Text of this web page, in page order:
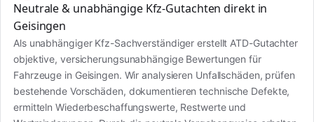
Neutrale & unabhängige Kfz-Gutachten direkt in
Geisingen
Als unabhängiger Kfz-Sachverständiger erstellt ATD-Gutachter
objektive, versicherungsunabhängige Bewertungen für
Fahrzeuge in Geisingen. Wir analysieren Unfallschäden, prüfen
bestehende Vorschäden, dokumentieren technische Defekte,
ermitteln Wiederbeschaffungswerte, Restwerte und